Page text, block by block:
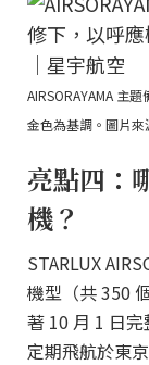
AIRSORAYAMA 主
金色為基調。圖片
亮點四：
機？
STARLUX
機型（共 350
著 10 月 1 日
定期飛航於東